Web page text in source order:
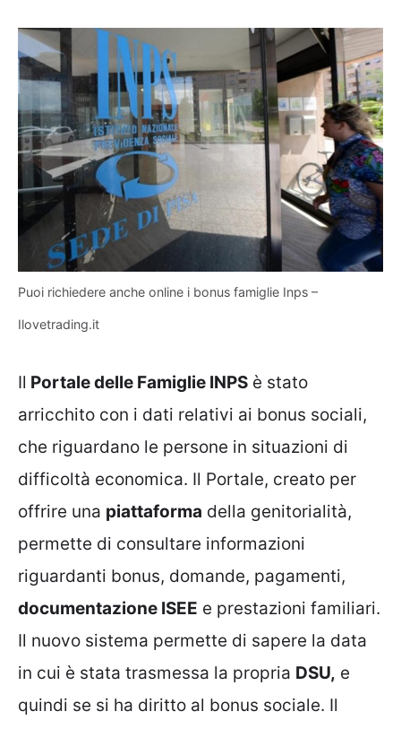
Puoi richiedere anche online i bonus famiglie Inps –
Ilovetrading.it
Il Portale delle Famiglie INPS è stato
arricchito con i dati relativi ai bonus sociali,
che riguardano le persone in situazioni di
difficoltà economica. Il Portale, creato per
offrire una piattaforma della genitorialità,
permette di consultare informazioni
riguardanti bonus, domande, pagamenti,
documentazione ISEE e prestazioni familiari.
Il nuovo sistema permette di sapere la data
in cui è stata trasmessa la propria DSU, e
quindi se si ha diritto al bonus sociale. Il